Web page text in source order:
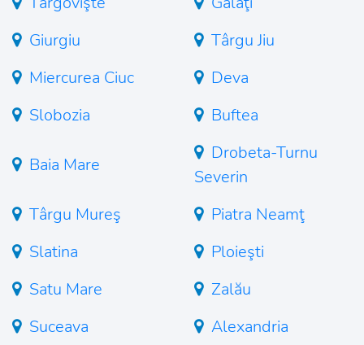
Giurgiu
Târgu Jiu
Miercurea Ciuc
Deva
Slobozia
Buftea
Baia Mare
Drobeta-Turnu
Severin
Târgu Mureş
Piatra Neamţ
Slatina
Ploieşti
Satu Mare
Zalău
Suceava
Alexandria